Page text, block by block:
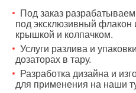
Под заказ
под эксклюзивный флакон
крышкой и колпачком.
Услуги разлива и
дозаторах в тару.
Разработка дизайна и
для применения на наши